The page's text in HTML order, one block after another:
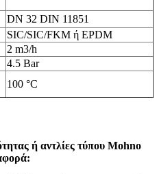
DN 32 DIN 11851
SIC/SIC/FKM ή EPDM
2 m3/h
4.5 Bar
100 °C
ή αντλίες τύπου Mohno